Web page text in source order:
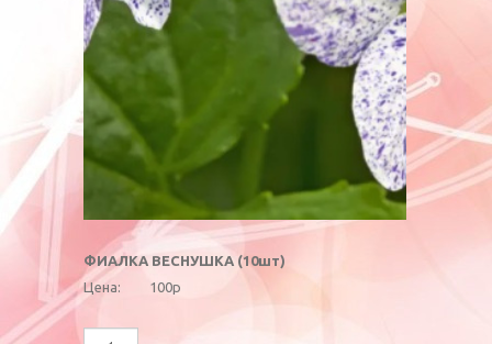
ФИАЛКА ВЕСНУШКА (10шт)
Цена:
100р